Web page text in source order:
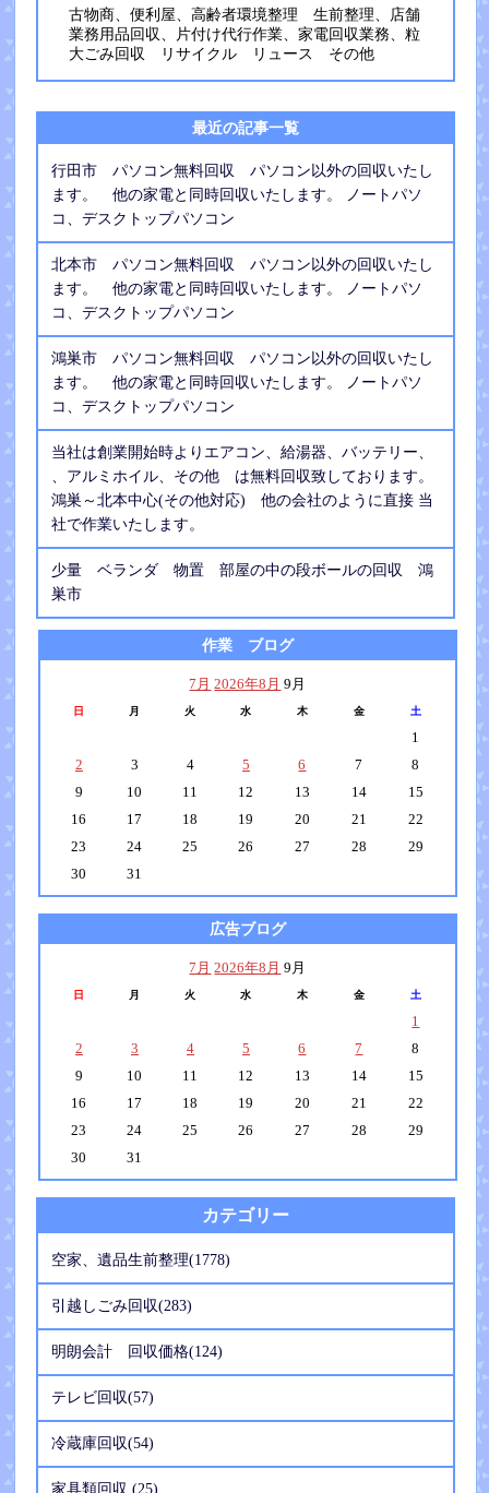
古物商、便利屋、高齢者環境整理 生前整理、店舗
業務用品回収、片付け代行作業、家電回収業務、粒
大ごみ回収 リサイクル リュース その他
最近の記事一覧
行田市 パソコン無料回収 パソコン以外の回収いたし
ます。 他の家電と同時回収いたします。 ノートパソ
コ、デスクトップパソコン
北本市 パソコン無料回収 パソコン以外の回収いたし
ます。 他の家電と同時回収いたします。 ノートパソ
コ、デスクトップパソコン
鴻巣市 パソコン無料回収 パソコン以外の回収いたし
ます。 他の家電と同時回収いたします。 ノートパソ
コ、デスクトップパソコン
当社は創業開始時よりエアコン、給湯器、バッテリー、
、アルミホイル、その他 は無料回収致しております。
鴻巣～北本中心(その他対応) 他の会社のように直接 当
社で作業いたします。
少量 ベランダ 物置 部屋の中の段ボールの回収 鴻
巣市
作業 ブログ
7月 2026年8月 9月
日 月 火 水 木 金 土
1
2
3 4 5 6 7
8
9
10 11 12 13 14
15
16
17 18 19 20 21
22
23
24 25 26 27 28
29
30
31
広告ブログ
7月 2026年8月 9月
日 月 火 水 木 金 土
1
2
3 4 5 6 7
8
9
10 11 12 13 14
15
16
17 18 19 20 21
22
23
24 25 26 27 28
29
30
31
カテゴリー
空家、遺品生前整理(1778)
引越しごみ回収(283)
明朗会計 回収価格(124)
テレビ回収(57)
冷蔵庫回収(54)
家具類回収 (25)